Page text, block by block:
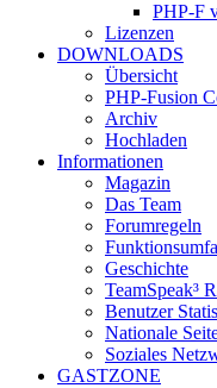
PHP-F
Lizenzen
DOWNLOADS
Übersicht
PHP-Fusion
Archiv
Hochladen
Informationen
Magazin
Das Team
Forumregeln
Geschichte
TeamSpeak³
Benutzer
Nationale
Soziales
GASTZONE